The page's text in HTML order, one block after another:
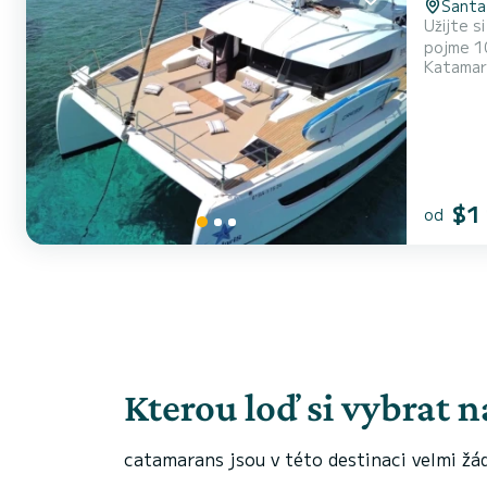
Užijte
pojme 10 osob. Katamarán je plně vybaven prvotřídním vybavením:
od $1
Kterou loď si vybrat
catamarans jsou v této destinaci velmi